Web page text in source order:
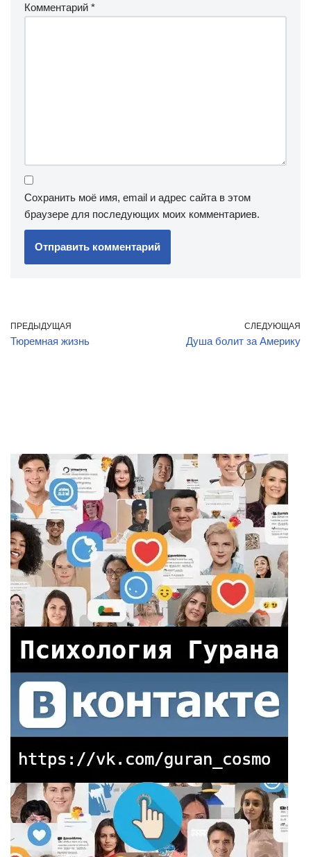
Комментарий *
Сохранить моё имя, email и адрес сайта в этом
браузере для последующих моих комментариев.
ПРЕДЫДУЩАЯ
Тюремная жизнь
СЛЕДУЮЩАЯ
Душа болит за Америку